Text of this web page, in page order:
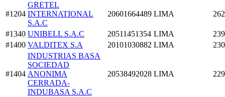
#1204
GRETEL
INTERNATIONAL
S.A.C
20601664489 LIMA
#1340 UNIBELL S.A.C 20511451354 LIMA
#1400 VALDITEX S.A 20101030882 LIMA
#1404
INDUSTRIAS BASA
SOCIEDAD
ANONIMA
CERRADA-
INDUBASA S.A.C
20538492028 LIMA